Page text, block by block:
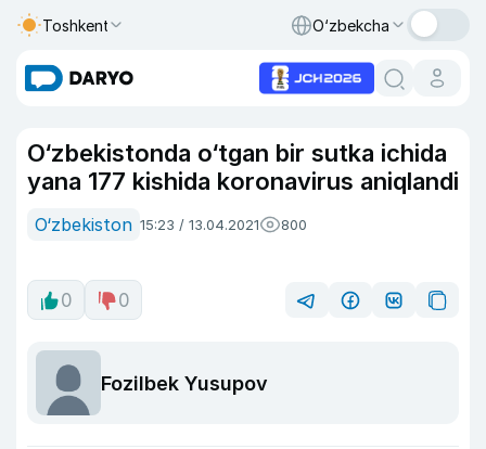
Toshkent O‘zbekcha
O‘zbekistonda o‘tgan bir sutka ichida
yana 177 kishida koronavirus aniqlandi
O‘zbekiston 15:23 / 13.04.2021 800
0 0
Fozilbek Yusupov